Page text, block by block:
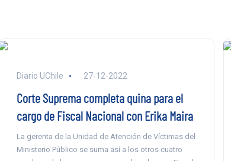
Diario UChile 27-12-2022
Corte Suprema completa quina para el
cargo de Fiscal Nacional con Erika Maira
La gerenta de la Unidad de Atención de Víctimas del
Ministerio Público se suma así a los otros cuatro